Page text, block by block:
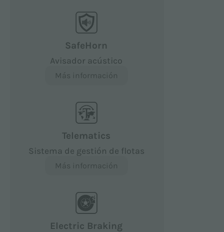
SafeHorn
Avisador acústico
Más información
Telematics
Sistema de gestión de flotas
Más información
Electric Braking